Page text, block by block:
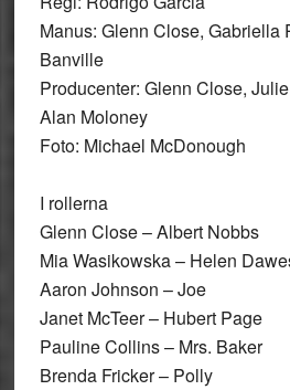
Manus: Glenn Close, Gabriella
Banville
Producenter: Glenn Close,
Alan Moloney
Foto: Michael McDonough
I rollerna
Glenn Close – Albert Nobbs
Mia Wasikowska – Helen
Aaron Johnson – Joe
Janet McTeer – Hubert Page
Pauline Collins – Mrs. Baker
Brenda Fricker – Polly